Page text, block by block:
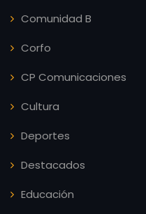
Comunidad B
Corfo
CP Comunicaciones
Cultura
Deportes
Destacados
Educación